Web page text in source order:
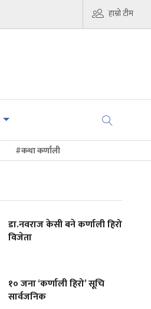
हाम्रो टीम
#कथा कर्णाली
डा.नवराज केसी बने कर्णाली हिरो
विजेता
१० जना ‘कर्णाली हिरो’ सूचि
सार्वजनिक